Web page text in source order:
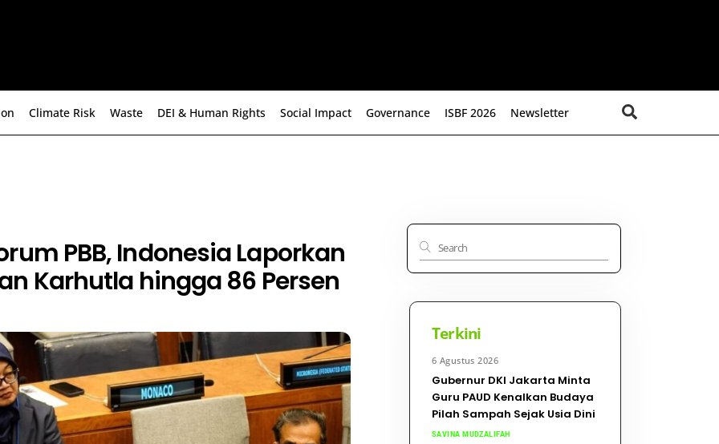
Climate Risk Waste DEI & Human Rights Social Impact Governance ISBF 2026 Newsletter
PBB, Indonesia Laporkan
Karhutla hingga 86 Persen
Terkini
6 Agustus 2026
Gubernur DKI Jakarta Minta
Guru PAUD Kenalkan Budaya
Pilah Sampah Sejak Usia Dini
SAVINA MUDZALIFAH